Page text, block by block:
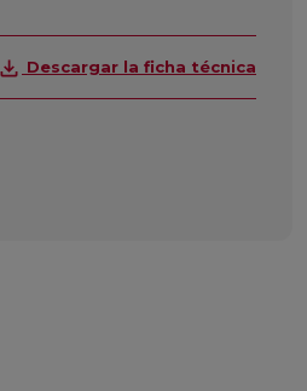
Descargar la ficha técnica